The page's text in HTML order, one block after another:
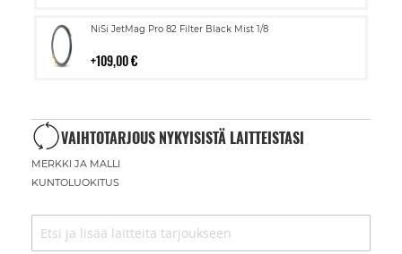
NiSi JetMag Pro 82 Filter Black Mist 1/8
109,00 €
Lisää
VAIHTOTARJOUS NYKYISISTÄ LAITTEISTASI
MERKKI JA MALLI
KUNTOLUOKITUS